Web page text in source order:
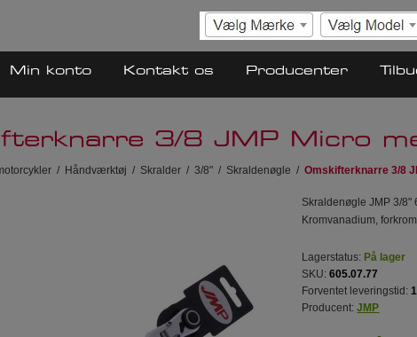
Min konto Kontakt os Producenter
3/8 JMP Micro
/ Håndværktøj / Skralder / 3/8" / Skraldenøgle / Omskifterknarre 3/8
Skraldenøgle JMP 3/
Kromvanadium,
Lagerstatus: På lager
SKU: 605.07.77
Forventet leveringstid:
Producent: JMP